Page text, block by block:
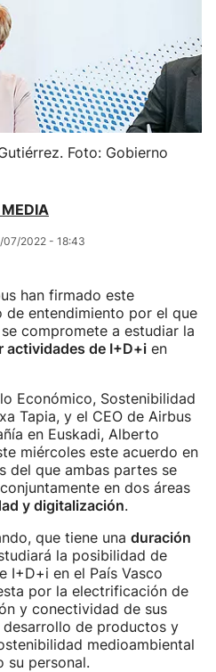
Foto: Gobierno
07/2022 - 18:43
han firmado este
de entendimiento por el que
compromete a estudiar la
actividades de I+D+i en
Económico, Sostenibilidad
Tapia, y el CEO de Airbus
en Euskadi, Alberto
miércoles este acuerdo en
del que ambas partes se
en dos áreas
y digitalización.
que tiene una duración
la posibilidad de
I+D+i en el País Vasco
por la electrificación de
y conectividad de sus
de productos y
medioambiental
su personal.